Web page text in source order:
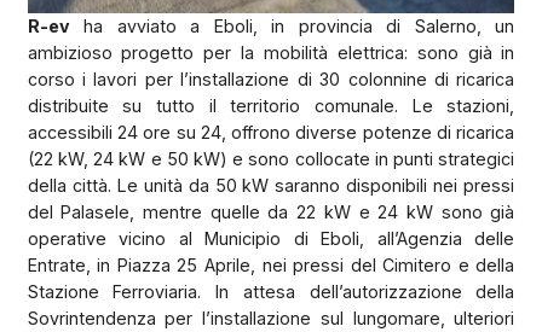
R-evha avviato a Eboli, in provincia di Salerno, un
ambizioso progetto per la mobilità elettrica: sono già in
corso i lavori per l’installazione di 30 colonnine di ricarica
distribuite su tutto il territorio comunale. Le stazioni,
accessibili 24 ore su 24, offrono diverse potenze di ricarica
(22 kW, 24 kW e 50 kW) e sono collocate in punti strategici
della città. Le unità da 50 kW saranno disponibili nei pressi
del Palasele, mentre quelle da 22 kW e 24 kW sono già
operative vicino al Municipio di Eboli, all’Agenzia delle
Entrate, in Piazza 25 Aprile, nei pressi del Cimitero e della
Stazione Ferroviaria. In attesa dell’autorizzazione della
Sovrintendenza per l’installazione sul lungomare, ulteriori